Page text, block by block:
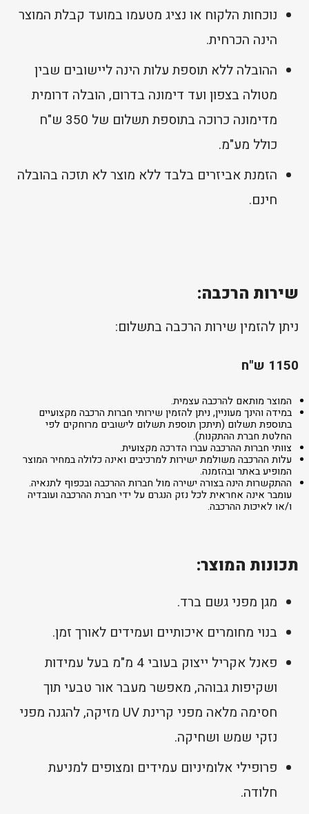
נוכחות הלקוח או נציג מטעמו במועד קבלת המוצר
הינה הכרחית.
ההובלה ללא תוספת עלות הינה ליישובים שבין
מטולה בצפון ועד דימונה בדרום, הובלה דרומית
מדימונה כרוכה בתוספת תשלום של 350 ש"ח
כולל מע"מ.
הזמנת אביזרים בלבד ללא מוצר לא תזכה בהובלה
חינם.
שירות הרכבה:
ניתן להזמין שירות הרכבה בתשלום:
1150 ש"ח
המוצר מותאם להרכבה עצמית.
במידה והינך מעוניין, ניתן להזמין שירותי חברות הרכבה מקצועיים
בתוספת תשלום (תיתכן תוספת תשלום לישובים מרוחקים לפי
החלטת חברת ההתקנות).
צוותי חברות ההרכבה עברו הדרכה מקצועית.
עלות ההרכבה משולמת ישירות למרכיבים ואינה כלולה במחיר המוצר
המופיע באתר ובהזמנה.
ההתקשרות הינה בצורה ישירה מול חברות ההרכבה ובכפוף לתנאיה.
עומבר אינה אחראית לכל נזק הנגרם על ידי חברת ההרכבה ועובדיה
ו/או לאיכות ההרכבה.
תכונות המוצר:
מגן מפני גשם ברד.
בנוי מחומרים איכותיים ועמידים לאורך זמן.
פאנל אקריל ייצוק בעובי 4 מ"מ בעל עמידות
ושקיפות גבוהה, מאפשר מעבר אור טבעי תוך
חסימה מלאה מפני קרינת UV מזיקה, להגנה מפני
נזקי שמש ושחיקה.
פרופילי אלומיניום עמידים ומצופים למניעת
חלודה.